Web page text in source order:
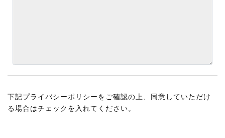
下記プライバシーポリシーをご確認の上、同意していただけ
る場合はチェックを入れてください。